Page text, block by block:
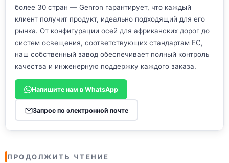
более 30 стран — Genron гарантирует, что каждый
клиент получит продукт, идеально подходящий для его
рынка. От конфигурации осей для африканских дорог до
систем освещения, соответствующих стандартам ЕС,
наш собственный завод обеспечивает полный контроль
качества и инженерную поддержку каждого заказа.
Напишите нам в WhatsApp
Запрос по электронной почте
ПРОДОЛЖИТЬ ЧТЕНИЕ